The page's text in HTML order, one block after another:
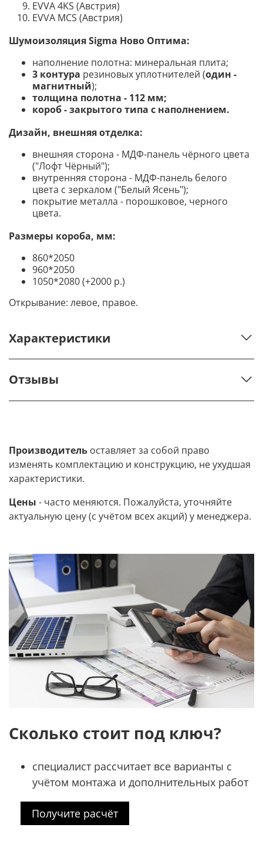
EVVA 4KS (Австрия)
EVVA MCS (Австрия)
Шумоизоляция Sigma Ново Оптима:
наполнение полотна: минеральная плита;
3 контура резиновых уплотнителей (один -
магнитный);
толщина полотна - 112 мм;
короб - закрытого типа с наполнением.
Дизайн, внешняя отделка:
внешняя сторона - МДФ-панель чёрного цвета
("Лофт Чёрный");
внутренняя сторона - МДФ-панель белого
цвета с зеркалом ("Белый Ясень");
покрытие металла - порошковое, черного
цвета.
Размеры короба, мм:
860*2050
960*2050
1050*2080 (+2000 р.)
Открывание: левое, правое.
Характеристики
Отзывы
Производитель оставляет за собой право
изменять комплектацию и конструкцию, не ухудшая
характеристики.
Цены - часто меняются. Пожалуйста, уточняйте
актуальную цену (с учётом всех акций) у менеджера.
Сколько стоит под ключ?
специалист рассчитает все варианты с
учётом монтажа и дополнительных работ
Получите расчёт